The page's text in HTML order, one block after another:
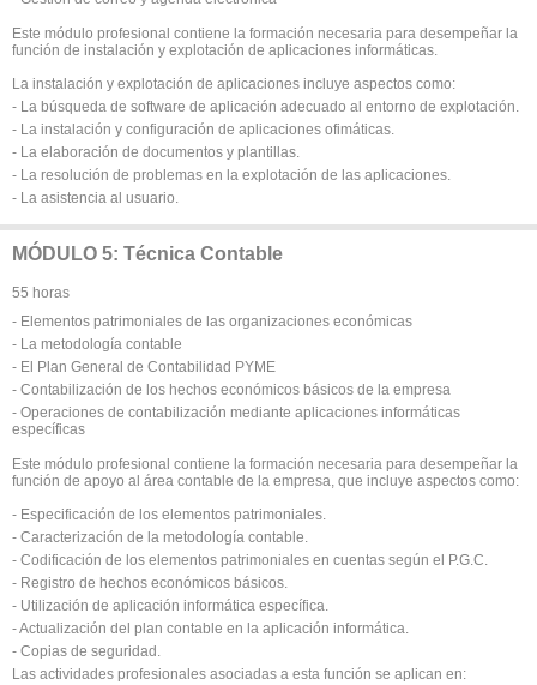
Este módulo profesional contiene la formación necesaria para desempeñar la
función de instalación y explotación de aplicaciones informáticas.
La instalación y explotación de aplicaciones incluye aspectos como:
- La búsqueda de software de aplicación adecuado al entorno de explotación.
- La instalación y configuración de aplicaciones ofimáticas.
- La elaboración de documentos y plantillas.
- La resolución de problemas en la explotación de las aplicaciones.
- La asistencia al usuario.
MÓDULO 5: Técnica Contable
55 horas
- Elementos patrimoniales de las organizaciones económicas
- La metodología contable
- El Plan General de Contabilidad PYME
- Contabilización de los hechos económicos básicos de la empresa
- Operaciones de contabilización mediante aplicaciones informáticas
específicas
Este módulo profesional contiene la formación necesaria para desempeñar la
función de apoyo al área contable de la empresa, que incluye aspectos como:
- Especificación de los elementos patrimoniales.
- Caracterización de la metodología contable.
- Codificación de los elementos patrimoniales en cuentas según el P.G.C.
- Registro de hechos económicos básicos.
- Utilización de aplicación informática específica.
- Actualización del plan contable en la aplicación informática.
- Copias de seguridad.
Las actividades profesionales asociadas a esta función se aplican en: